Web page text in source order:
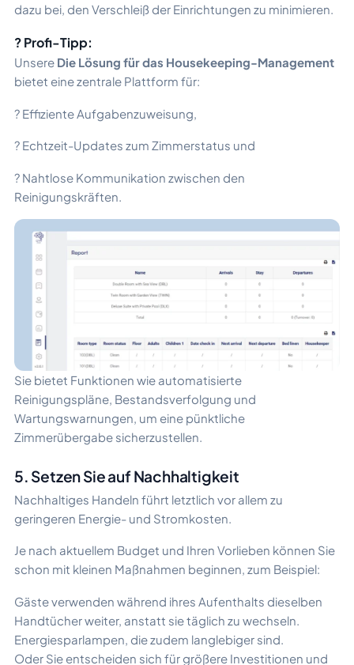
dazu bei, den Verschleiß der Einrichtungen zu minimieren.
? Profi-Tipp:
Unsere Die Lösung für das Housekeeping-Management
bietet eine zentrale Plattform für:
? Effiziente Aufgabenzuweisung,
? Echtzeit-Updates zum Zimmerstatus und
? Nahtlose Kommunikation zwischen den
Reinigungskräften.
Sie bietet Funktionen wie automatisierte
Reinigungspläne, Bestandsverfolgung und
Wartungswarnungen, um eine pünktliche
Zimmerübergabe sicherzustellen.
5. Setzen Sie auf Nachhaltigkeit
Nachhaltiges Handeln führt letztlich vor allem zu
geringeren Energie- und Stromkosten.
Je nach aktuellem Budget und Ihren Vorlieben können Sie
schon mit kleinen Maßnahmen beginnen, zum Beispiel:
Gäste verwenden während ihres Aufenthalts dieselben
Handtücher weiter, anstatt sie täglich zu wechseln.
Energiesparlampen, die zudem langlebiger sind.
Oder Sie entscheiden sich für größere Investitionen und